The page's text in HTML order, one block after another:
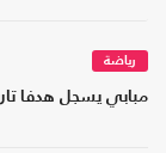
رياضة
مبابي يسجل هدفا